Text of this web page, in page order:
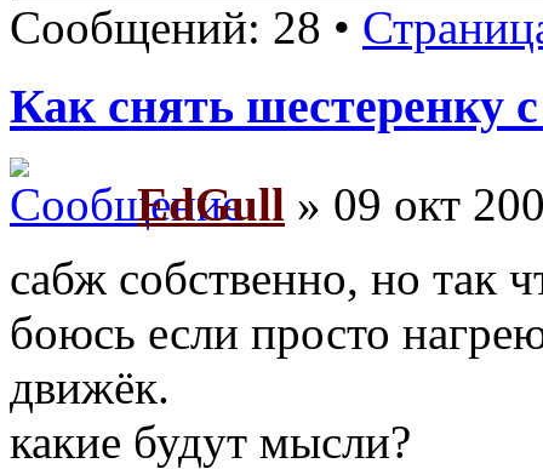
Сообщений: 28 •
Как снять шестеренку
EdGull » 09 окт
сабж собственно, но так
боюсь если просто
движёк.
какие будут мысли?